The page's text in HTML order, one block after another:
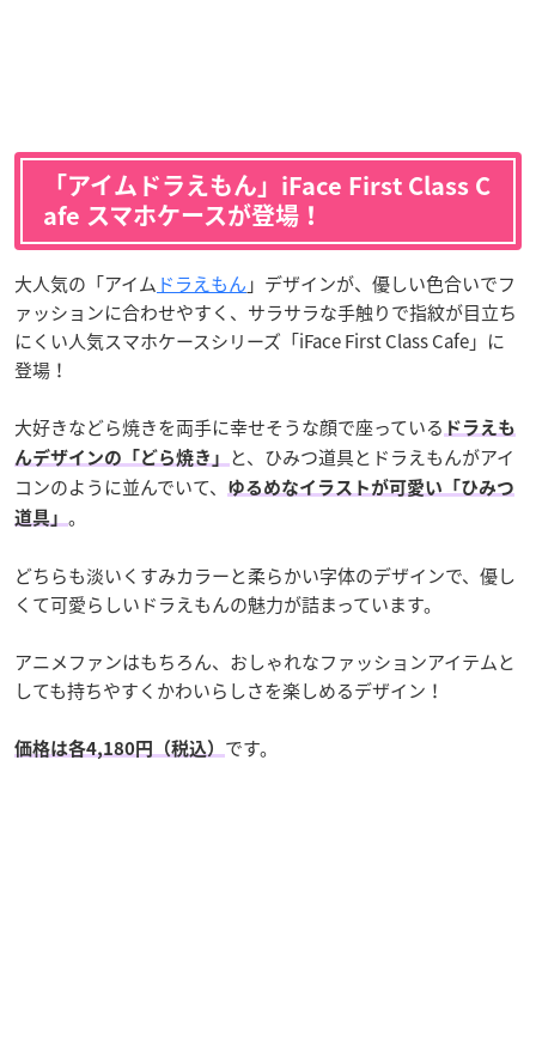
「アイムドラえもん」iFace First Class C
afe スマホケースが登場！
大人気の「アイム ドラえもん 」デザインが、優しい色合いでフ
ァッションに合わせやすく、サラサラな手触りで指紋が目立ち
にくい人気スマホケースシリーズ「iFace First Class Cafe」に
登場！
大好きなどら焼きを両手に幸せそうな顔で座っている ドラえも
んデザインの「どら焼き」
と、ひみつ道具とドラえもんがアイ
コンのように並んでいて、
ゆるめなイラストが可愛い「ひみつ
道具」 。
どちらも淡いくすみカラーと柔らかい字体のデザインで、優し
くて可愛らしいドラえもんの魅力が詰まっています。
アニメファンはもちろん、おしゃれなファッションアイテムと
しても持ちやすくかわいらしさを楽しめるデザイン！
価格は各4,180円（税込） です。